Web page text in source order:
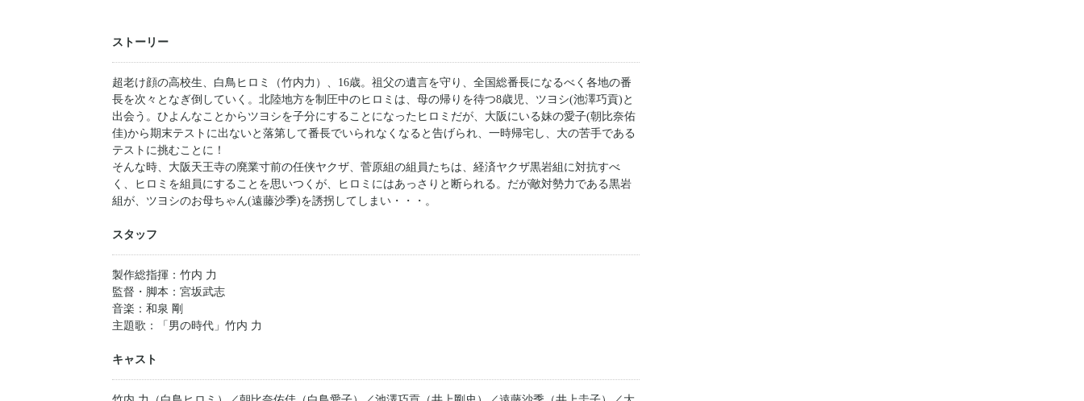
ストーリー
超老け顔の高校生、白鳥ヒロミ（竹内力）、16歳。祖父の遺言を守り、全国総番長になるべく各地の番
長を次々となぎ倒していく。北陸地方を制圧中のヒロミは、母の帰りを待つ8歳児、ツヨシ(池澤巧貢)と
出会う。ひよんなことからツヨシを子分にすることになったヒロミだが、大阪にいる妹の愛子(朝比奈佑
佳)から期末テストに出ないと落第して番長でいられなくなると告げられ、一時帰宅し、大の苦手である
テストに挑むことに！
そんな時、大阪天王寺の廃業寸前の任侠ヤクザ、菅原組の組員たちは、経済ヤクザ黒岩組に対抗すべ
く、ヒロミを組員にすることを思いつくが、ヒロミにはあっさりと断られる。だが敵対勢力である黒岩
組が、ツヨシのお母ちゃん(遠藤沙季)を誘拐してしまい・・・。
スタッフ
製作総指揮：竹内 力
監督・脚本：宮坂武志
音楽：和泉 剛
主題歌：「男の時代」竹内 力
キャスト